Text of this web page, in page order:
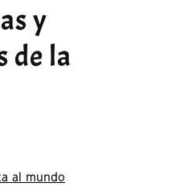
y
de la
al mundo